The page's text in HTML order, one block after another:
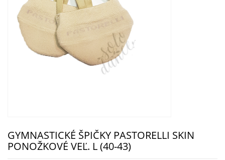
GYMNASTICKÉ ŠPIČKY PASTORELLI SKIN
PONOŽKOVÉ VEĽ. L (40-43)